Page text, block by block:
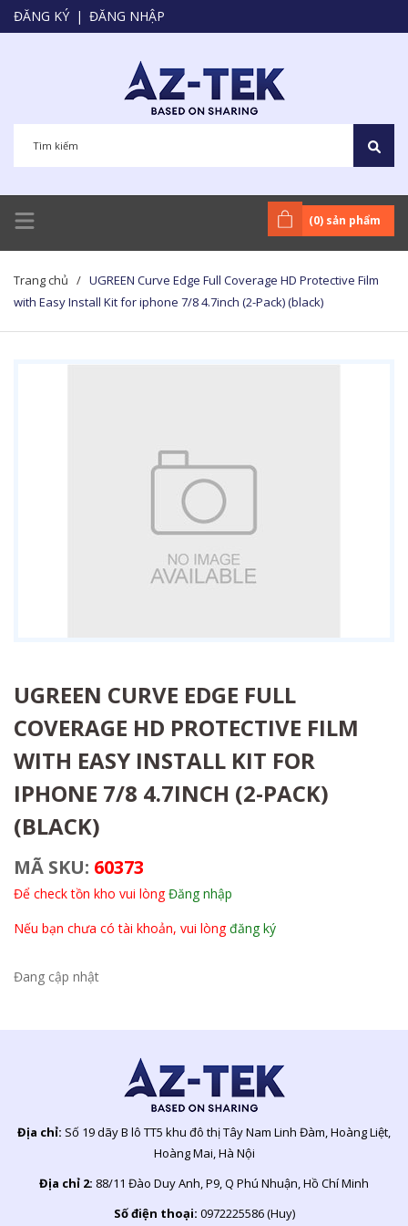
ĐĂNG KÝ | ĐĂNG NHẬP
(0) sản phẩm
Trang chủ / UGREEN Curve Edge Full Coverage HD Protective Film
with Easy Install Kit for iphone 7/8 4.7inch (2-Pack) (black)
UGREEN CURVE EDGE FULL
COVERAGE HD PROTECTIVE FILM
WITH EASY INSTALL KIT FOR
IPHONE 7/8 4.7INCH (2-PACK)
(BLACK)
MÃ SKU: 60373
Để check tồn kho vui lòngĐăng nhập
Nếu bạn chưa có tài khoản, vui lòngđăng ký
Đang cập nhật
Địa chỉ: Số 19 dãy B lô TT5 khu đô thị Tây Nam Linh Đàm, Hoàng Liệt,
Hoàng Mai, Hà Nội
Địa chỉ 2: 88/11 Đào Duy Anh, P9, Q Phú Nhuận, Hồ Chí Minh
Số điện thoại: 0972225586 (Huy)